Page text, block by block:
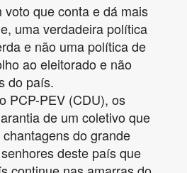
que conta e dá mais
uma verdadeira política
e não uma política de
ao eleitorado e não
do país.
PCP-PEV (CDU), os
de um coletivo que
do grande
deste país que